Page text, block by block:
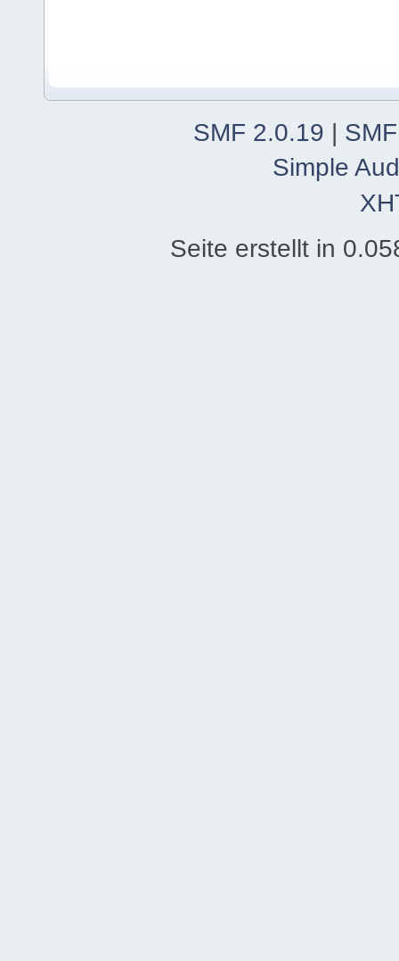
SMF 2.0.19
Simple
Seite erstellt in